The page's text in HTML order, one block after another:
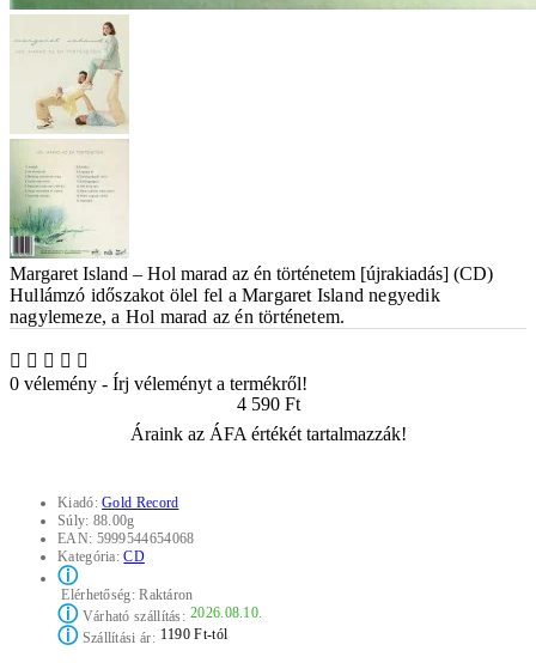
Margaret Island – Hol marad az én történetem [újrakiadás] (CD)
Hullámzó időszakot ölel fel a Margaret Island negyedik
nagylemeze, a Hol marad az én történetem.
0 vélemény - Írj véleményt a termékről!
4 590 Ft
Áraink az ÁFA értékét tartalmazzák!
Kiadó:Gold Record
Súly: 88.00g
EAN: 5999544654068
Kategória:CD
ⓘ
Elérhetőség:Raktáron
ⓘVárható szállítás: 2026.08.10.
ⓘSzállítási ár: 1190 Ft-tól